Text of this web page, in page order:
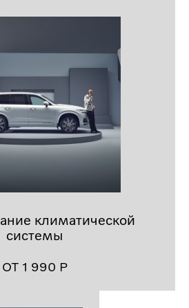
климатической
системы
ОТ 1 990 Р